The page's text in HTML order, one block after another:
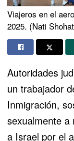
Viajeros en el
2025. (Nati
Autoridades
un trabajador
Inmigración,
sexualmente a
a Israel por el